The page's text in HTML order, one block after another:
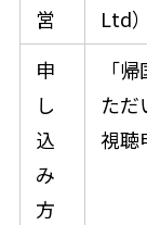
営
Ltd）
申
し
込
み
方
「
ただ
視聴